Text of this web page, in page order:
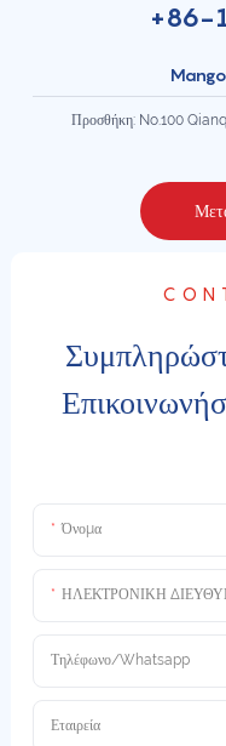
+86-
Προσθήκη: No.100
Όνομα
ΗΛΕΚΤΡΟΝΙΚΗ
Τηλέφωνο/whatsapp
Εταιρεία